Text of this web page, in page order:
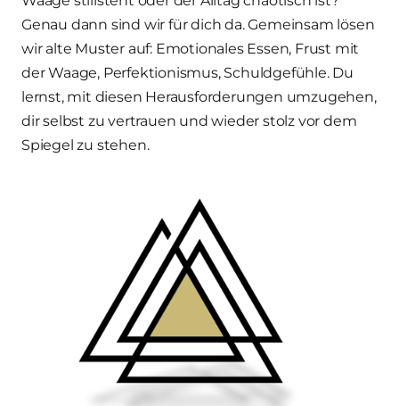
Genau dann sind wir für dich da. Gemeinsam lösen
wir alte Muster auf: Emotionales Essen, Frust mit
der Waage, Perfektionismus, Schuldgefühle. Du
lernst, mit diesen Herausforderungen umzugehen,
dir selbst zu vertrauen und wieder stolz vor dem
Spiegel zu stehen.